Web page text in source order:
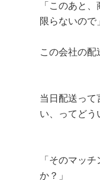
「このあと
限らないので
この会社の配
当日配送って
い、ってどう
「そのマッ
か？」